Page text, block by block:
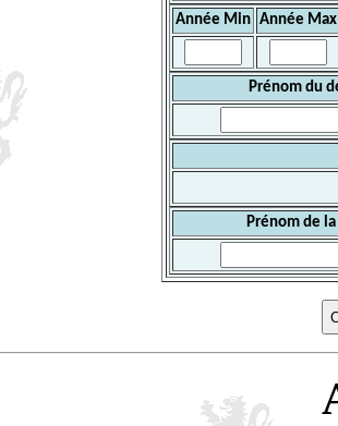
Année Min Année Max
Prénom du
Prénom de